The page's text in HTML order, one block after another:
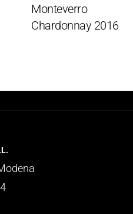
Monteverro
Chardonnay 2016